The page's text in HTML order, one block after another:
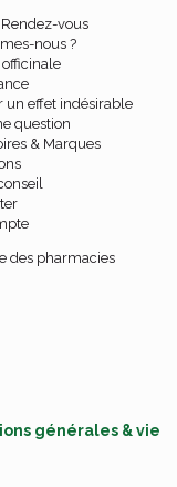
Rendez-vous
nous ?
officinale
un effet indésirable
question
& Marques
des pharmacies
générales & vie